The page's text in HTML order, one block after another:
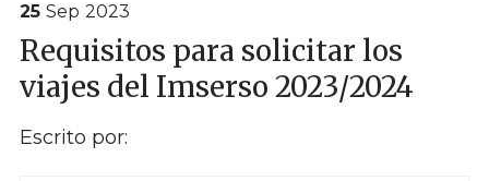
25 Sep 2023
Requisitos para solicitar los
viajes del Imserso 2023/2024
Escrito por: